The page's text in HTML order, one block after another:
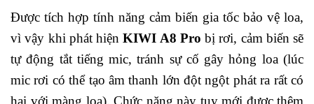
Được tích hợp tính năng cảm biến gia tốc bảo vệ loa,
vì vậy khi phát hiệnKIWI A8 Pro bị rơi, cảm biến sẽ
tự động tắt tiếng mic, tránh sự cố gây hỏng loa (lúc
mic rơi có thể tạo âm thanh lớn đột ngột phát ra rất có
hại với màng loa). Chức năng này tuy mới được thêm